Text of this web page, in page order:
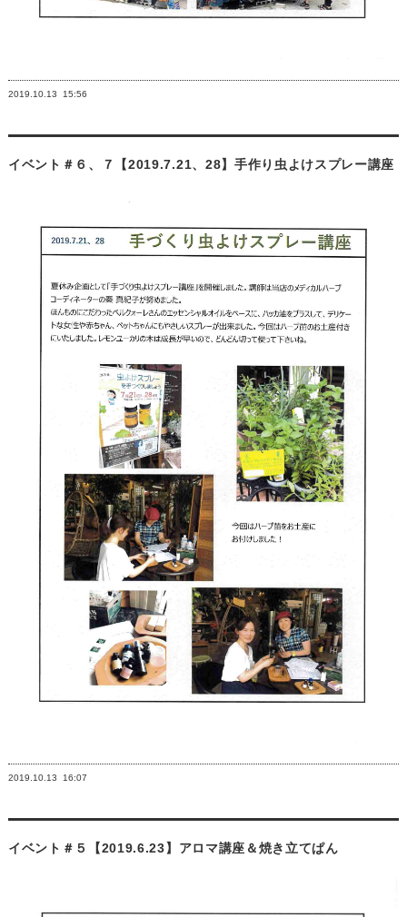
2019.10.13 15:56
イベント＃６、７【2019.7.21、28】手作り虫よけスプレー講座
2019.10.13 16:07
イベント＃５【2019.6.23】アロマ講座＆焼き立てぱん